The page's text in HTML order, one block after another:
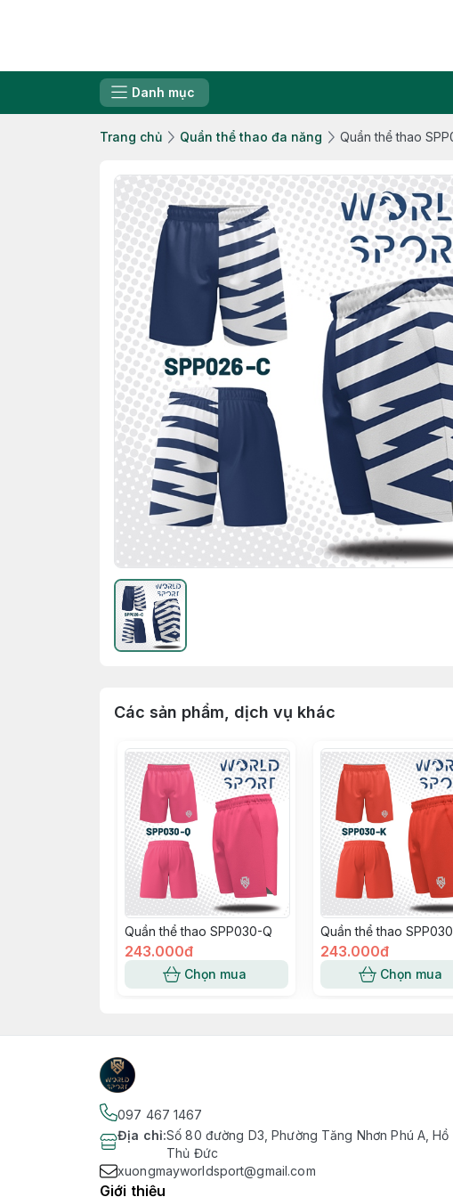
Danh mục
Trang chủ Quần thể thao đa năng Quần thể thao
Các sản phẩm, dịch vụ khác
Quần thể thao SPP030-Q
243.000đ
Chọn mua
Quần thể thao
243.000đ
Chọn mua
097 467 1467
Địa chỉ:Số 80 đường D3, Phường Tăng Nhơn Phú A,
Thủ Đức
xuongmayworldsport@gmail.com
Giới thiệu